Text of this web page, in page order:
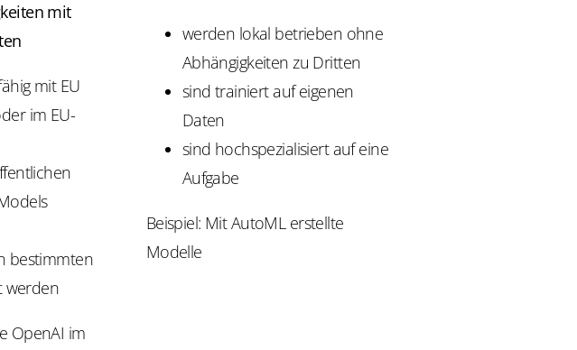
mit
mit EU
im EU-
bestimmten
werden
OpenAI im
werden lokal betrieben ohne
Abhängigkeiten zu Dritten
sind trainiert auf eigenen
Daten
sind hochspezialisiert auf eine
Aufgabe
Beispiel: Mit AutoML erstellte
Modelle